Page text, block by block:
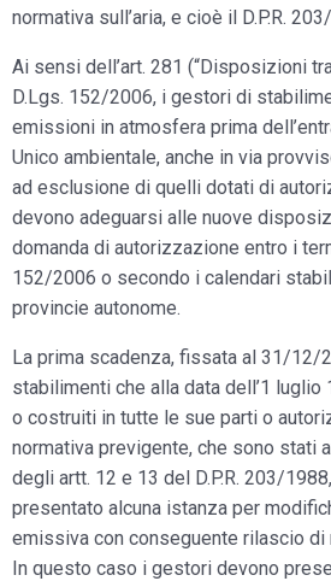
normativa sull’aria, e cioè il D.P.R.
Ai sensi dell’art. 281 (“Disposizioni
D.Lgs. 152/2006, i gestori di
emissioni in atmosfera prima
Unico ambientale, anche in via
ad esclusione di quelli dotati di
devono adeguarsi alle nuove
domanda di autorizzazione entro i
152/2006 o secondo i calendari
provincie autonome.
La prima scadenza, fissata al 31/12/
stabilimenti che alla data dell’1
o costruiti in tutte le sue parti o
normativa previgente, che sono stati
degli artt. 12 e 13 del D.P.R. 203/
presentato alcuna istanza per
emissiva con conseguente rilascio di
In questo caso i gestori devono